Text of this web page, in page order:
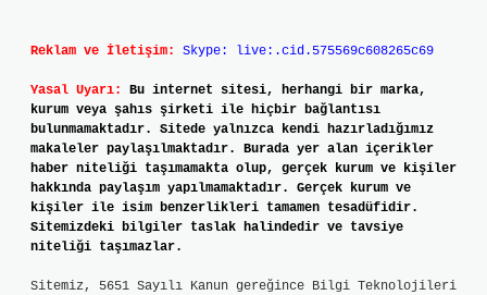
Reklam ve İletişim: Skype: live:.cid.575569c608265c69
Yasal Uyarı:
Bu internet sitesi, herhangi bir marka,
kurum veya şahıs şirketi ile hiçbir bağlantısı
bulunmamaktadır. Sitede yalnızca kendi hazırladığımız
makaleler paylaşılmaktadır. Burada yer alan içerikler
haber niteliği taşımamakta olup, gerçek kurum ve kişiler
hakkında paylaşım yapılmamaktadır. Gerçek kurum ve
kişiler ile isim benzerlikleri tamamen tesadüfidir.
Sitemizdeki bilgiler taslak halindedir ve tavsiye
niteliği taşımazlar.
Sitemiz, 5651 Sayılı Kanun gereğince Bilgi Teknolojileri